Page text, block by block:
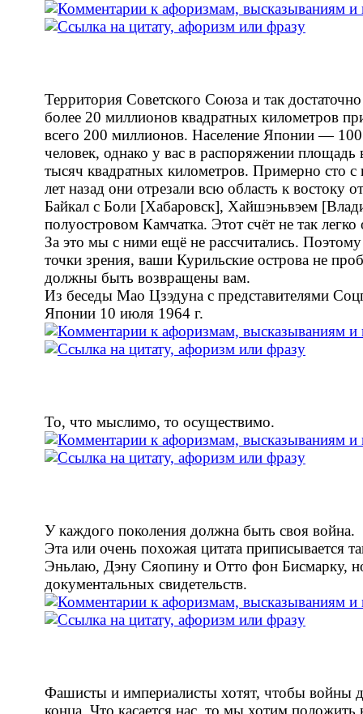
Территория Советского Союза и так
более 20 миллионов квадратных километров
всего 200 миллионов. Население Японии —
человек, однако у вас в распоряжении площадь
тысяч квадратных километров. Примерно сто
лет назад они отрезали всю область к востоку
Байкал с Боли [Хабаровск], Хайшэньвэем
полуостровом Камчатка. Этот счёт не так легко
За это мы с ними ещё не рассчитались.
точки зрения, ваши Курильские острова не
должны быть возвращены вам.
Из беседы Мао Цзэдуна с представителями
Японии 10 июля 1964 г.
То, что мыслимо, то осуществимо.
У каждого поколения должна быть своя война.
Эта или очень похожая цитата приписывается
Эньлаю, Дэну Сяопину и Отто фон Бисмарку,
документальных свидетельств.
Фашисты и империалисты хотят, чтобы войны
конца. Что касается нас, то мы хотим положить